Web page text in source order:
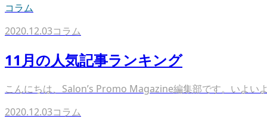
コラム
2020.12.03コラム
11月の人気記事ランキング
こんにちは、Salon’s Promo Magazine編集部です。いよい
2020.12.03コラム